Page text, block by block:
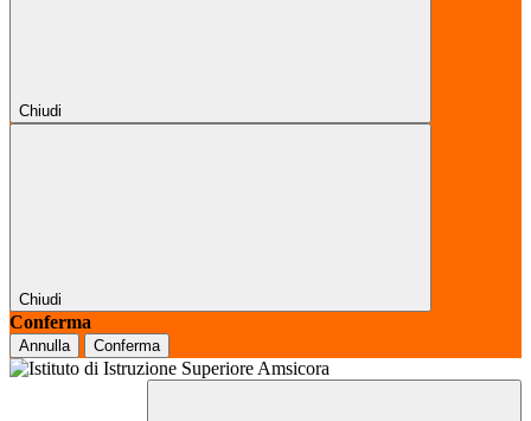
Chiudi
Chiudi
Conferma
Annulla Conferma